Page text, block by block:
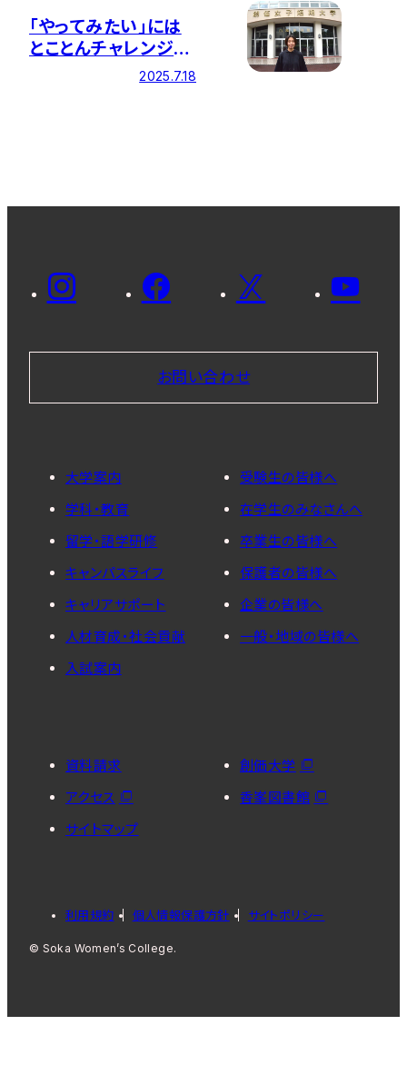
「やってみたい」には
とことんチャレンジ！
―課外活動も勉学も
2025.7.18
お問い合わせ
大学案内
学科・教育
留学・語学研修
キャンパスライフ
キャリアサポート
人材育成・社会貢献
入試案内
受験生の皆様へ
在学生のみなさんへ
卒業生の皆様へ
保護者の皆様へ
企業の皆様へ
一般・地域の皆様へ
資料請求
アクセス
サイトマップ
創価大学
香峯図書館
利用規約 個人情報保護方針 サイトポリシー
© Soka Women’s College.